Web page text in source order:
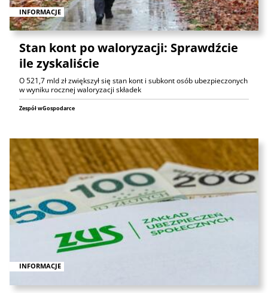
INFORMACJE
Stan kont po waloryzacji: Sprawdźcie
ile zyskaliście
O 521,7 mld zł zwiększył się stan kont i subkont osób ubezpieczonych
w wyniku rocznej waloryzacji składek
Zespół wGospodarce
INFORMACJE